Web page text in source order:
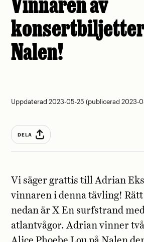
Nalen!
Uppdaterad 2023-05-25 (publicerad 2023-
DELA
Vi säger grattis till Adrian
vinnaren i denna tävling! Rätt
nedan är X En surfstrand
atlantvågor. Adrian vinner